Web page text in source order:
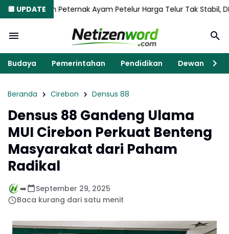
🔲 UPDATEAyam Petelur Harga Telur Tak Stabil, DPRD Magetan
Budaya Pemerintahan Pendidikan Dewan
Beranda Cirebon Densus 88
Densus 88 Gandeng Ulama
MUI Cirebon Perkuat Benteng
Masyarakat dari Paham
Radikal
➡️
September 29, 2025
Baca kurang dari satu menit